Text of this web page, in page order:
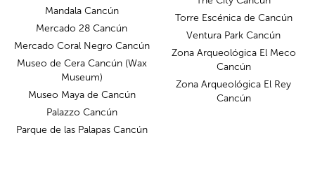
Mandala Cancún
Mercado 28 Cancún
Mercado Coral Negro Cancún
Museo de Cera Cancún (Wax
Museum)
Museo Maya de Cancún
Palazzo Cancún
Parque de las Palapas Cancún
Torre Escénica de Cancún
Ventura Park Cancún
Zona Arqueológica El Meco
Cancún
Zona Arqueológica El Rey
Cancún